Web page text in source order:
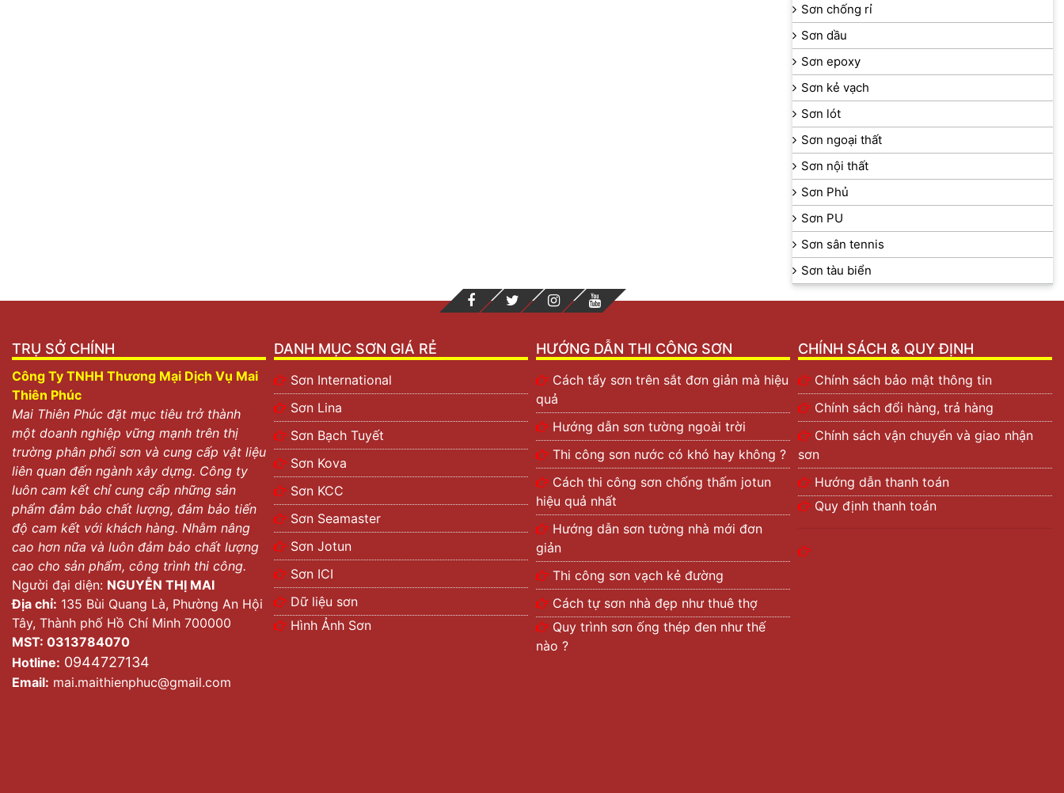
Sơn chống rỉ
Sơn dầu
Sơn epoxy
Sơn kẻ vạch
Sơn lót
Sơn ngoại thất
Sơn nội thất
Sơn Phủ
Sơn PU
Sơn sân tennis
Sơn tàu biển
TRỤ SỞ CHÍNH
Công Ty TNHH Thương Mại Dịch Vụ Mai
Thiên Phúc
Mai Thiên Phúc đặt mục tiêu trở thành
một doanh nghiệp vững mạnh trên thị
trường phân phối sơn và cung cấp vật liệu
liên quan đến ngành xây dựng. Công ty
luôn cam kết chỉ cung cấp những sản
phẩm đảm bảo chất lượng, đảm bảo tiến
độ cam kết với khách hàng. Nhằm nâng
cao hơn nữa và luôn đảm bảo chất lượng
cao cho sản phẩm, công trình thi công.
Người đại diện: NGUYỄN THỊ MAI
Địa chỉ: 135 Bùi Quang Là, Phường An Hội
Tây, Thành phố Hồ Chí Minh 700000
MST: 0313784070
Hotline: 0944727134
Email: mai.maithienphuc@gmail.com
DANH MỤC SƠN GIÁ RẺ
Sơn International
Sơn Lina
Sơn Bạch Tuyết
Sơn Kova
Sơn KCC
Sơn Seamaster
Sơn Jotun
Sơn ICI
Dữ liệu sơn
Hình Ảnh Sơn
HƯỚNG DẪN THI CÔNG SƠN
Cách tẩy sơn trên sắt đơn giản mà hiệu
quả
Hướng dẫn sơn tường ngoài trời
Thi công sơn nước có khó hay không ?
Cách thi công sơn chống thấm jotun
hiệu quả nhất
Hướng dẫn sơn tường nhà mới đơn
giản
Thi công sơn vạch kẻ đường
Cách tự sơn nhà đẹp như thuê thợ
Quy trình sơn ống thép đen như thế
nào ?
CHÍNH SÁCH & QUY ĐỊNH
Chính sách bảo mật thông tin
Chính sách đổi hàng, trả hàng
Chính sách vận chuyển và giao nhận
sơn
Hướng dẫn thanh toán
Quy định thanh toán